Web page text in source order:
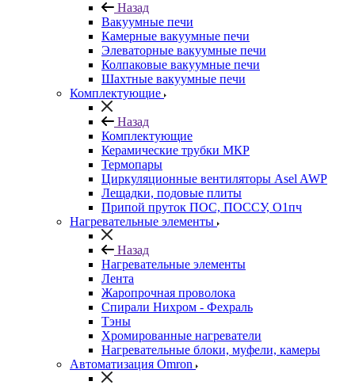
Назад
Вакуумные печи
Камерные вакуумные печи
Элеваторные вакуумные печи
Колпаковые вакуумные печи
Шахтные вакуумные печи
Комплектующие
Назад
Комплектующие
Керамические трубки МКР
Термопары
Циркуляционные вентиляторы Asel AWP
Лещадки, подовые плиты
Припой пруток ПОС, ПОССУ, О1пч
Нагревательные элементы
Назад
Нагревательные элементы
Лента
Жаропрочная проволока
Спирали Нихром - Фехраль
Тэны
Хромированные нагреватели
Нагревательные блоки, муфели, камеры
Автоматизация Omron